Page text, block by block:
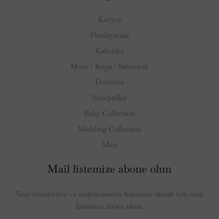
Edilmeli?
Camın zarafeti, banyolarda hafiflik ve ferahlık hissi yaratır. Cam
sabunluk setleri, her dekorasyon stiline uyum sağlayan şeffaf ve
uygundur. Şeffaf yüzeyleri sayesinde, sabun miktarını her an
görebilmeniz, pratik bir kullanım sağlar.
Cam Sabunluk Setleriyle Banyonuza Işık
Katın
Zarif ve Zamansız Tasarımlar
Kariyer
Planlayıcılar
Kalemler
Mum • Kupa • Sabunluk
Defterler
Notepadler
Baby Collection
Wedding Collection
Men
Mail listemize abone olun
Yeni ürünlerden ve indirimlerden haberdar olmak için mail
listemize abone olun.